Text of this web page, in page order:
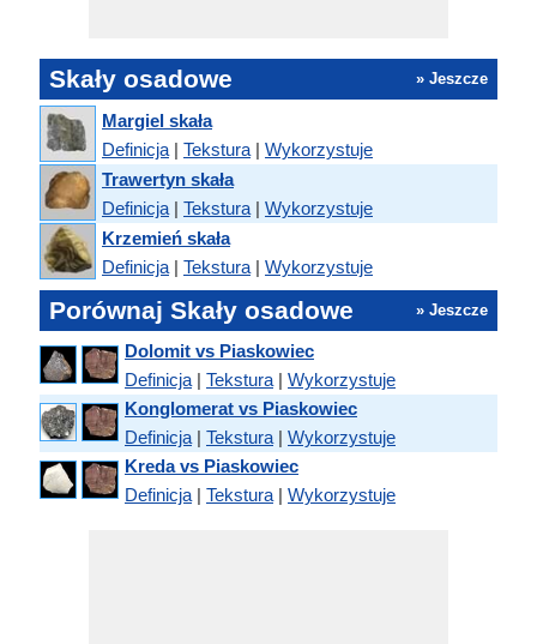
Skały osadowe » Jeszcze
Margiel skała
Definicja | Tekstura | Wykorzystuje
Trawertyn skała
Definicja | Tekstura | Wykorzystuje
Krzemień skała
Definicja | Tekstura | Wykorzystuje
Porównaj Skały osadowe » Jeszcze
Dolomit vs Piaskowiec
Definicja | Tekstura | Wykorzystuje
Konglomerat vs Piaskowiec
Definicja | Tekstura | Wykorzystuje
Kreda vs Piaskowiec
Definicja | Tekstura | Wykorzystuje